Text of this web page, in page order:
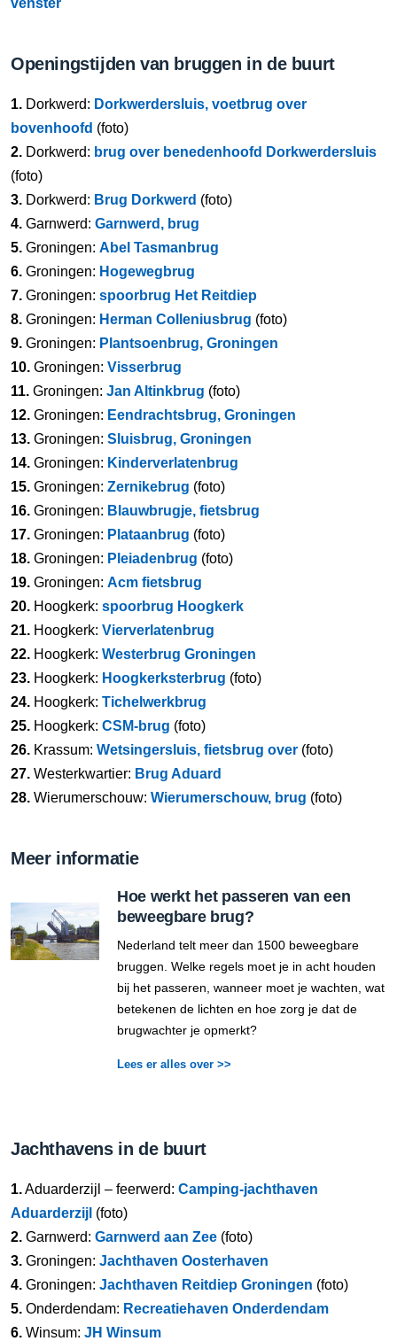
Openingstijden van bruggen in de buurt
1. Dorkwerd: Dorkwerdersluis, voetbrug over
bovenhoofd (foto)
2. Dorkwerd: brug over benedenhoofd Dorkwerdersluis
(foto)
3. Dorkwerd: Brug Dorkwerd (foto)
4. Garnwerd: Garnwerd, brug
5. Groningen: Abel Tasmanbrug
6. Groningen: Hogewegbrug
7. Groningen: spoorbrug Het Reitdiep
8. Groningen: Herman Colleniusbrug (foto)
9. Groningen: Plantsoenbrug, Groningen
10. Groningen: Visserbrug
11. Groningen: Jan Altinkbrug (foto)
12. Groningen: Eendrachtsbrug, Groningen
13. Groningen: Sluisbrug, Groningen
14. Groningen: Kinderverlatenbrug
15. Groningen: Zernikebrug (foto)
16. Groningen: Blauwbrugje, fietsbrug
17. Groningen: Plataanbrug (foto)
18. Groningen: Pleiadenbrug (foto)
19. Groningen: Acm fietsbrug
20. Hoogkerk: spoorbrug Hoogkerk
21. Hoogkerk: Vierverlatenbrug
22. Hoogkerk: Westerbrug Groningen
23. Hoogkerk: Hoogkerksterbrug (foto)
24. Hoogkerk: Tichelwerkbrug
25. Hoogkerk: CSM-brug (foto)
26. Krassum: Wetsingersluis, fietsbrug over (foto)
27. Westerkwartier: Brug Aduard
28. Wierumerschouw: Wierumerschouw, brug (foto)
Meer informatie
Hoe werkt het passeren van een
beweegbare brug?
Nederland telt meer dan 1500 beweegbare
bruggen. Welke regels moet je in acht houden
bij het passeren, wanneer moet je wachten, wat
betekenen de lichten en hoe zorg je dat de
brugwachter je opmerkt?
Lees er alles over >>
Jachthavens in de buurt
1.Aduarderzijl – feerwerd: Camping-jachthaven
Aduarderzijl (foto)
2. Garnwerd: Garnwerd aan Zee (foto)
3. Groningen: Jachthaven Oosterhaven
4. Groningen: Jachthaven Reitdiep Groningen (foto)
5. Onderdendam: Recreatiehaven Onderdendam
6. Winsum: JH Winsum